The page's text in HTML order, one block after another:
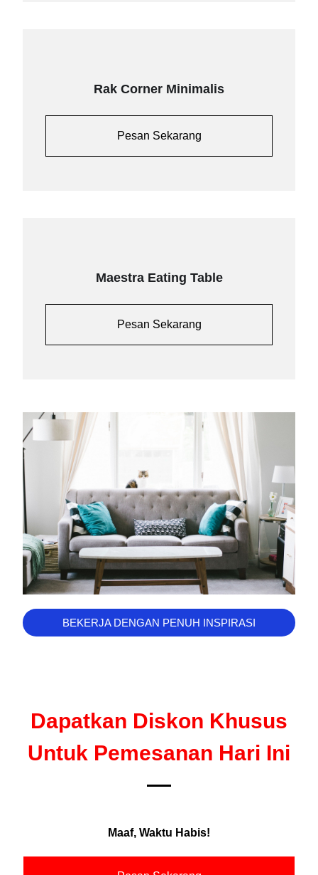
Rak Corner Minimalis
Pesan Sekarang
Maestra Eating Table
Pesan Sekarang
BEKERJA DENGAN PENUH INSPIRASI
Dapatkan Diskon Khusus
Untuk Pemesanan Hari Ini
Maaf, Waktu Habis!